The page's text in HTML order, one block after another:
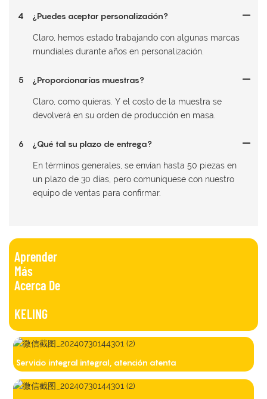
4 ¿Puedes aceptar personalización?
Claro, hemos estado trabajando con algunas marcas
mundiales durante años en personalización.
5 ¿Proporcionarías muestras?
Claro, como quieras. Y el costo de la muestra se
devolverá en su orden de producción en masa.
6 ¿Qué tal su plazo de entrega?
En términos generales, se envían hasta 50 piezas en
un plazo de 30 días, pero comuníquese con nuestro
equipo de ventas para confirmar.
Aprender
Más
Acerca De
KELING
Servicio integral integral, atención atenta